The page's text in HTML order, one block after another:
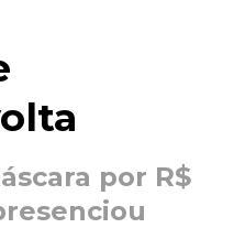
por R$